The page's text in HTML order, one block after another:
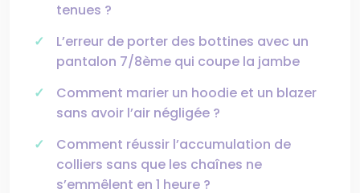
tenues ?
L’erreur de porter des bottines avec un
pantalon 7/8ème qui coupe la jambe
Comment marier un hoodie et un blazer
sans avoir l’air négligée ?
Comment réussir l’accumulation de
colliers sans que les chaînes ne
s’emmêlent en 1 heure ?